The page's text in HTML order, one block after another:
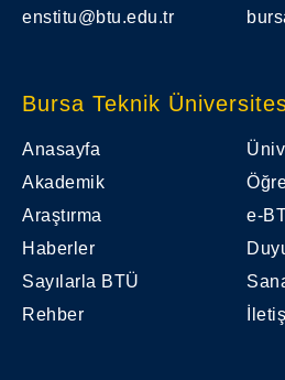
enstitu@btu.edu.tr
Bursa Teknik
Anasayfa
Akademik
Araştırma
e-
Haberler
Sayılarla BTÜ
Rehber